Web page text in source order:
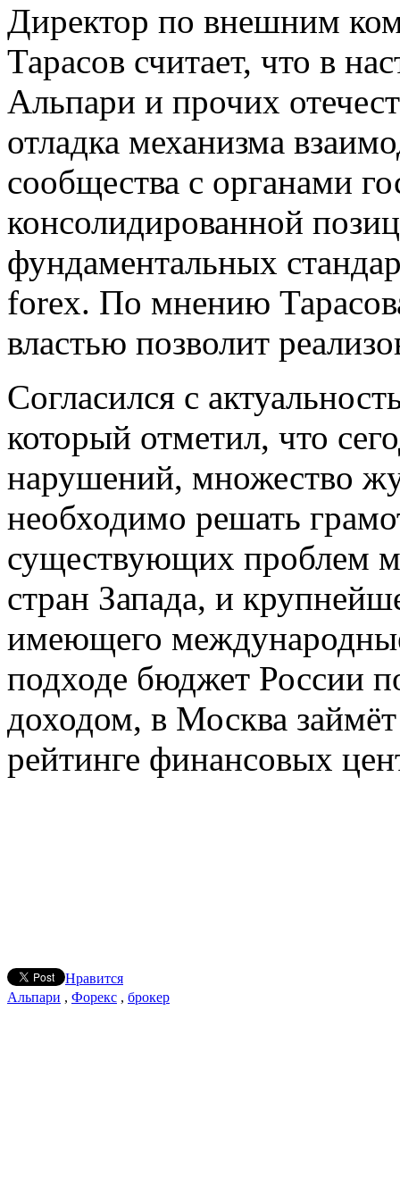
Директор по внешним
Тарасов считает, что в
Альпари и прочих
отладка механизма
сообщества с органами
консолидированной
фундаментальных
forex. По мнению
властью позволит
Согласился с
который отметил, что
нарушений, множество
необходимо решать
существующих проблем
стран Запада, и
имеющего
подходе бюджет России
доходом, в Москва
рейтинге финансовых
Нравится
Альпари , Форекс , брокер